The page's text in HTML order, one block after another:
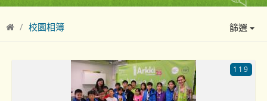
校園相簿 篩選
119